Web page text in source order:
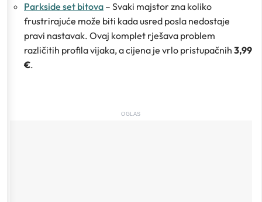
Parkside set bitova – Svaki majstor zna koliko
frustrirajuće može biti kada usred posla nedostaje
pravi nastavak. Ovaj komplet rješava problem
različitih profila vijaka, a cijena je vrlo pristupačnih 3,99
€.
OGLAS